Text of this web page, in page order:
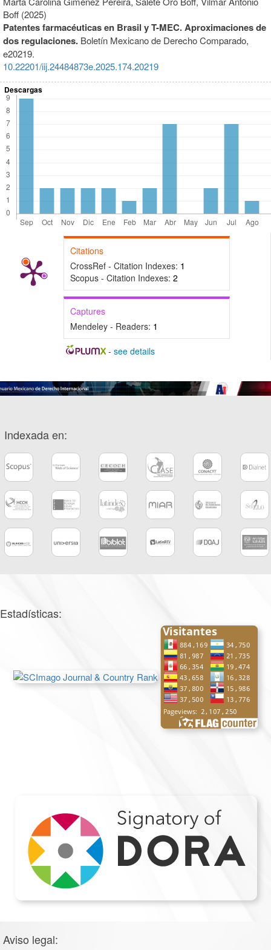
Boff (2025)
Patentes farmacéuticas en Brasil y T-MEC. Aproximaciones de
dos regulaciones. Boletín Mexicano de Derecho Comparado,
e20219.
10.22201/iij.24484873e.2025.174.20219
Descargas
Citations
CrossRef - Citation Indexes: 1
Scopus - Citation Indexes: 2
Captures
Mendeley - Readers: 1
- see details
Indexada en:
Estadísticas:
Aviso legal: